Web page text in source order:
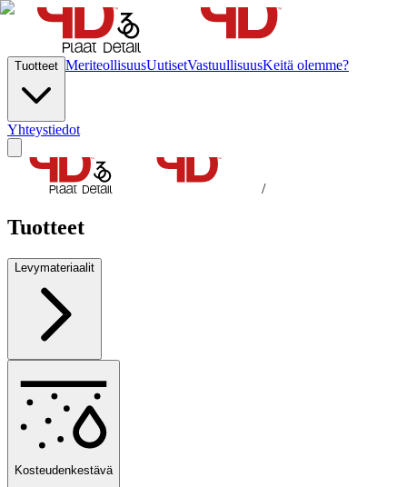
Tuotteet MeriteollisuusUutisetVastuullisuusKeitä olemme?
Yhteystiedot
/
Tuotteet
Levymateriaalit
Kosteudenkestävä